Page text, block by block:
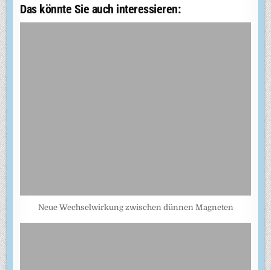
Das könnte Sie auch interessieren:
Neue Wechselwirkung zwischen dünnen Magneten